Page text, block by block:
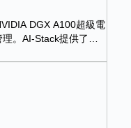
DGX A100超級電
。AI-Stack提供了完
究人員能夠快速、高